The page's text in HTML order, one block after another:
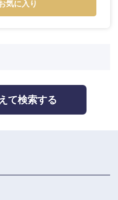
気に入り
て検索する